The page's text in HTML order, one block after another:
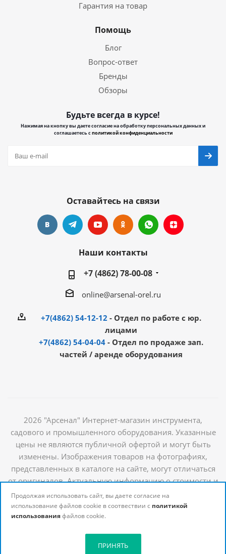
Гарантия на товар
Помощь
Блог
Вопрос-ответ
Бренды
Обзоры
Будьте всегда в курсе!
Нажимая на кнопку вы даете согласие на обработку персональных данных и
соглашаетесь сполитикой конфиденциальности
Оставайтесь на связи
Наши контакты
+7 (4862) 78-00-08
online@arsenal-orel.ru
+7(4862) 54-12-12 - Отдел по работе с юр.
лицами
+7(4862) 54-04-04 - Отдел по продаже зап.
частей / аренде оборудования
2026 "Арсенал" Интернет-магазин инструмента,
садового и промышленного оборудования. Указанные
цены не являются публичной офертой и могут быть
изменены. Изображения товаров на фотографиях,
представленных в каталоге на сайте, могут отличаться
от оригиналов. Актуальную информацию о стоимости и
наличии товаров можно получить у наших
менеджеров
Продолжая использовать сайт, вы даете согласие на
использование файлов cookie в соотвествии с политикой
использованияфайлов cookie.
ПРИНЯТЬ